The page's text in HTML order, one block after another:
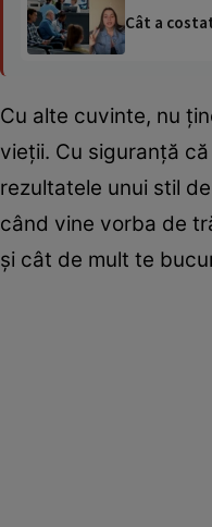
Cât a
Cu alte cuvinte, nu
vieții. Cu siguranță
rezultatele unui stil
când vine vorba de
și cât de mult te